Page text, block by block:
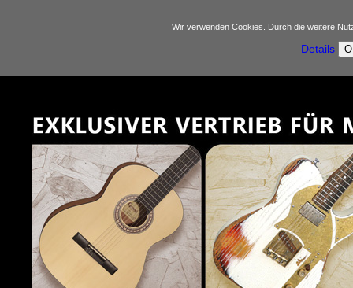
Wir verwenden Cookies. Durch die weitere
Details